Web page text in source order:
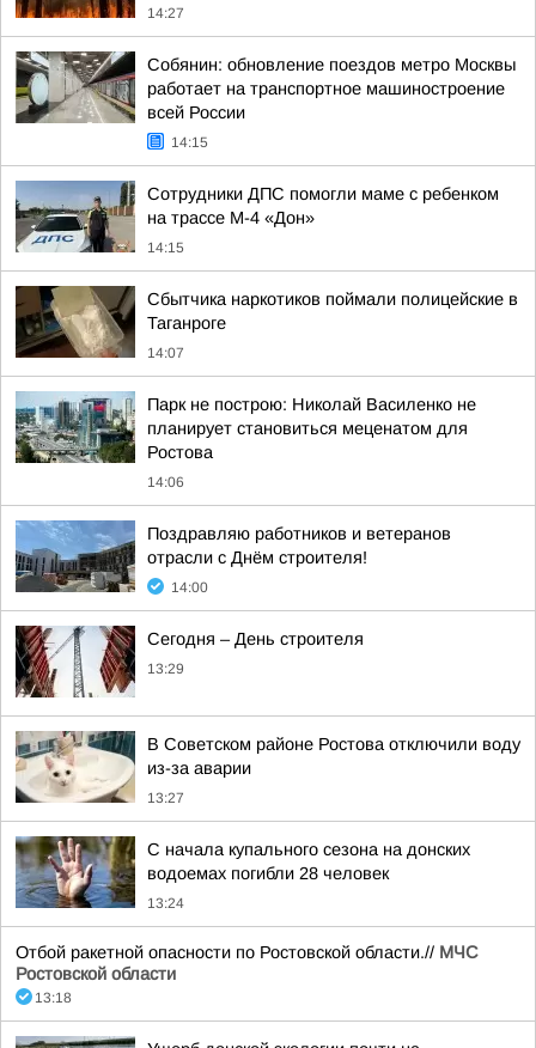
14:27
Собянин: обновление поездов метро Москвы
работает на транспортное машиностроение
всей России
14:15
Сотрудники ДПС помогли маме с ребенком
на трассе М-4 «Дон»
14:15
Сбытчика наркотиков поймали полицейские в
Таганроге
14:07
Парк не построю: Николай Василенко не
планирует становиться меценатом для
Ростова
14:06
Поздравляю работников и ветеранов
отрасли с Днём строителя!
14:00
Сегодня – День строителя
13:29
В Советском районе Ростова отключили воду
из-за аварии
13:27
С начала купального сезона на донских
водоемах погибли 28 человек
13:24
Отбой ракетной опасности по Ростовской области.// МЧС
Ростовской области
13:18